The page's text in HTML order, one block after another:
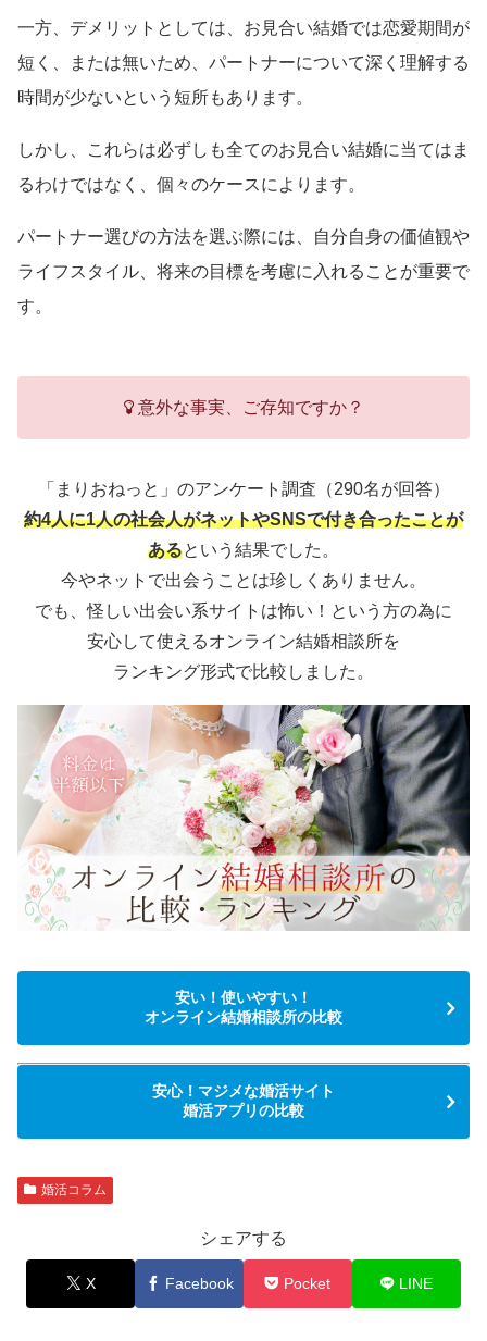
一方、デメリットとしては、お見合い結婚では恋愛期間が
短く、または無いため、パートナーについて深く理解する
時間が少ないという短所もあります。
しかし、これらは必ずしも全てのお見合い結婚に当てはま
るわけではなく、個々のケースによります。
パートナー選びの方法を選ぶ際には、自分自身の価値観や
ライフスタイル、将来の目標を考慮に入れることが重要で
す。
意外な事実、ご存知ですか？
「まりおねっと」のアンケート調査（290名が回答）
約4人に1人の社会人がネットやSNSで付き合ったことが
あるという結果でした。
今やネットで出会うことは珍しくありません。
でも、怪しい出会い系サイトは怖い！という方の為に
安心して使えるオンライン結婚相談所を
ランキング形式で比較しました。
安い！使いやすい！
オンライン結婚相談所の比較
安心！マジメな婚活サイト
婚活アプリの比較
婚活コラム
シェアする
X Facebook Pocket LINE